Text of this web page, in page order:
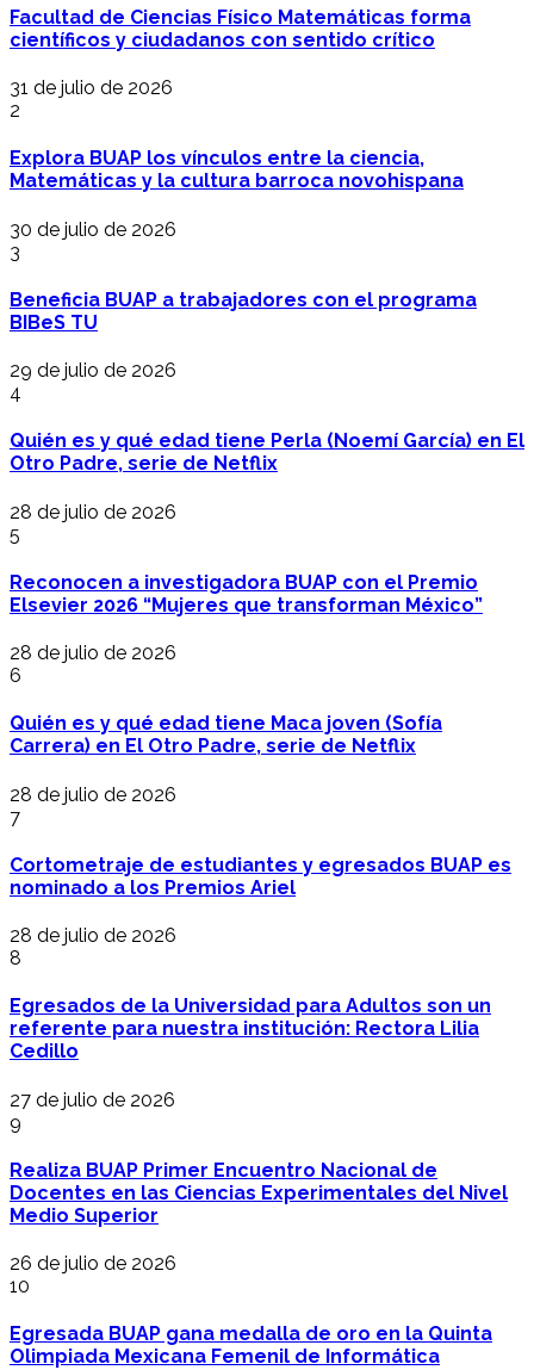
Facultad de Ciencias Físico Matemáticas forma
científicos y ciudadanos con sentido crítico
31 de julio de 2026
2
Explora BUAP los vínculos entre la ciencia,
Matemáticas y la cultura barroca novohispana
30 de julio de 2026
3
Beneficia BUAP a trabajadores con el programa
BIBeS TU
29 de julio de 2026
4
Quién es y qué edad tiene Perla (Noemí García) en El
Otro Padre, serie de Netflix
28 de julio de 2026
5
Reconocen a investigadora BUAP con el Premio
Elsevier 2026 “Mujeres que transforman México”
28 de julio de 2026
6
Quién es y qué edad tiene Maca joven (Sofía
Carrera) en El Otro Padre, serie de Netflix
28 de julio de 2026
7
Cortometraje de estudiantes y egresados BUAP es
nominado a los Premios Ariel
28 de julio de 2026
8
Egresados de la Universidad para Adultos son un
referente para nuestra institución: Rectora Lilia
Cedillo
27 de julio de 2026
9
Realiza BUAP Primer Encuentro Nacional de
Docentes en las Ciencias Experimentales del Nivel
Medio Superior
26 de julio de 2026
10
Egresada BUAP gana medalla de oro en la Quinta
Olimpiada Mexicana Femenil de Informática